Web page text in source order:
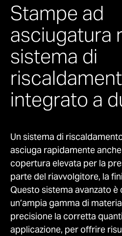
Stampe ad
asciugatura
sistema di
integrato a
Un sistema di
asciuga rapidamente
copertura elevata per la
parte del riavvolgitore, la
Questo sistema avanzato
un’ampia gamma di
precisione la corretta
applicazione, per offrire